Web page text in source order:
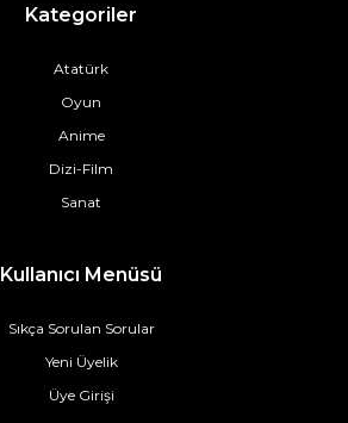
Kategoriler
Atatürk
Oyun
Anime
Dizi-Film
Sanat
Kullanıcı Menüsü
Sıkça Sorulan Sorular
Yeni Üyelik
Üye Girişi